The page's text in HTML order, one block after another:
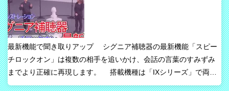
きるだけ保ちながら会話を楽にすることが、このシリーズの重要
な考え方です。 ビビアの中核は【IA】という考え方 ビビアで
は、リサウンドがIntelligence Augmented（インテリジェンス・オ
ーグメンテッド）と呼ぶ考え方を採用しています。 これは、AIが
すべてを一方的に処理するのではなく、人の脳が本来持っている
音を選び取る力を支えるという発想で、脳の自然な処理を助ける
ためのAIとしています。 騒がしい場所では、相手の声だけでな
最新機能で聞き取りアップ シグニア補聴器の最新機能「スピー
チロックオン」は複数の相手を追いかけ、会話の言葉のすみずみ
までより正確に再現します。 搭載機種は「IXシリーズ」で両耳
装用時に働きます。片耳装用の場合は、ワードロックオン機能で